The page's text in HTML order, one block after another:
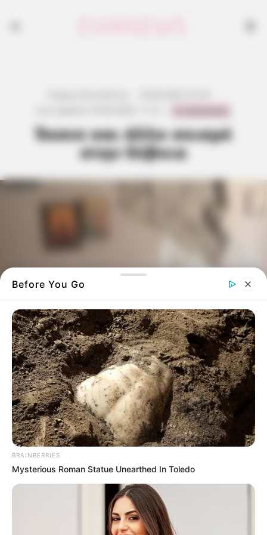
Έκανε και άλλο σεισμό
στην Εύβοια
Η δόνηση καταγράφηκε ακριβώς 54 λεπτά
μετά τα μεσάνυχτα και ταξινομείται ως
Before You Go
BRAINBERRIES
Mysterious Roman Statue Unearthed In Toledo